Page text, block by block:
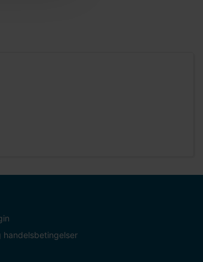
handelsbetingelser